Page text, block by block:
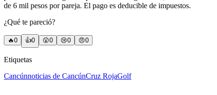
de 6 mil pesos por pareja. El pago es deducible de impuestos.
¿Qué te pareció?
🔥0 👍0 😲0 😢0 😠0
Etiquetas
Cancúnnoticias de CancúnCruz RojaGolf